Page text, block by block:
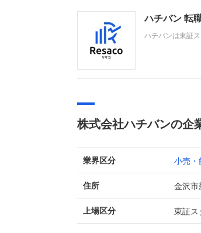
ハチバン 転
ハチバンは東証
株式会社ハチバンの企
業界区分 小売
住所 金沢
上場区分 東証ス